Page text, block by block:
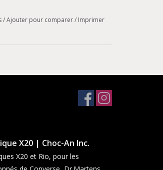
/Ajouter pour comparer/ Imprimer
X20 | Choc-An Inc.
X20 et Rio, pour les